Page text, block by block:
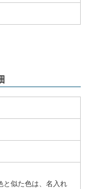
と似た色は、名入れ